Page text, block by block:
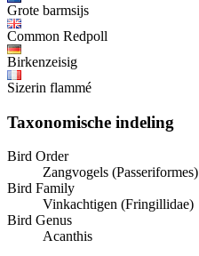
Grote barmsijs
Common Redpoll
Birkenzeisig
Sizerin flammé
Taxonomische indeling
Bird Order
Zangvogels (Passeriformes)
Bird Family
Vinkachtigen (Fringillidae)
Bird Genus
Acanthis